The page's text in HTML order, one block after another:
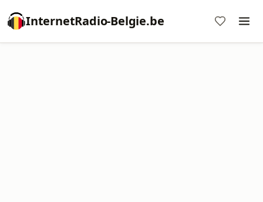
InternetRadio-Belgie.be